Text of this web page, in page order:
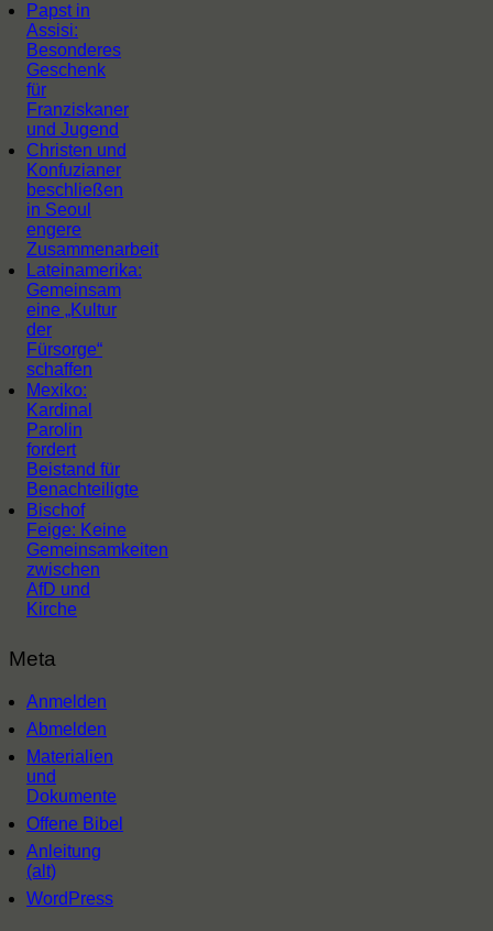
Papst in
Assisi:
Besonderes
Geschenk
für
Franziskaner
und Jugend
Christen und
Konfuzianer
beschließen
in Seoul
engere
Zusammenarbeit
Lateinamerika:
Gemeinsam
eine „Kultur
der
Fürsorge“
schaffen
Mexiko:
Kardinal
Parolin
fordert
Beistand für
Benachteiligte
Bischof
Feige: Keine
Gemeinsamkeiten
zwischen
AfD und
Kirche
Meta
Anmelden
Abmelden
Materialien
und
Dokumente
Offene Bibel
Anleitung
(alt)
WordPress